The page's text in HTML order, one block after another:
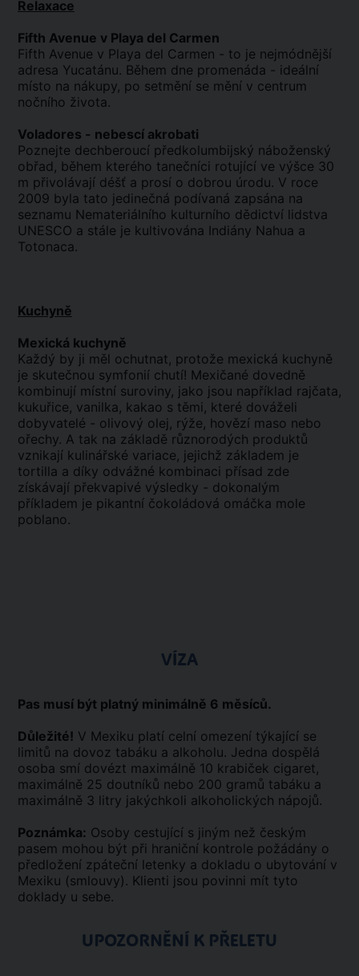
Relaxace
Fifth Avenue v Playa del Carmen
Fifth Avenue v Playa del Carmen - to je nejmódnější
adresa Yucatánu. Během dne promenáda - ideální
místo na nákupy, po setmění se mění v centrum
nočního života.
Voladores - nebescí akrobati
Poznejte dechberoucí předkolumbijský náboženský
obřad, během kterého tanečníci rotující ve výšce 30
m přivolávají déšť a prosí o dobrou úrodu. V roce
2009 byla tato jedinečná podívaná zapsána na
seznamu Nemateriálního kulturního dědictví lidstva
UNESCO a stále je kultivována Indiány Nahua a
Totonaca.
Kuchyně
Mexická kuchyně
Každý by ji měl ochutnat, protože mexická kuchyně
je skutečnou symfonií chutí! Mexičané dovedně
kombinují místní suroviny, jako jsou například rajčata,
kukuřice, vanilka, kakao s těmi, které dováželi
dobyvatelé - olivový olej, rýže, hovězí maso nebo
ořechy. A tak na základě různorodých produktů
vznikají kulinářské variace, jejichž základem je
tortilla a díky odvážné kombinaci přísad zde
získávají překvapivé výsledky - dokonalým
příkladem je pikantní čokoládová omáčka mole
poblano.
VÍZA
Pas musí být platný minimálně 6 měsíců.
Důležité! V Mexiku platí celní omezení týkající se
limitů na dovoz tabáku a alkoholu. Jedna dospělá
osoba smí dovézt maximálně 10 krabiček cigaret,
maximálně 25 doutníků nebo 200 gramů tabáku a
maximálně 3 litry jakýchkoli alkoholických nápojů.
Poznámka: Osoby cestující s jiným než českým
pasem mohou být při hraniční kontrole požádány o
předložení zpáteční letenky a dokladu o ubytování v
Mexiku (smlouvy). Klienti jsou povinni mít tyto
doklady u sebe.
UPOZORNĚNÍ K PŘELETU